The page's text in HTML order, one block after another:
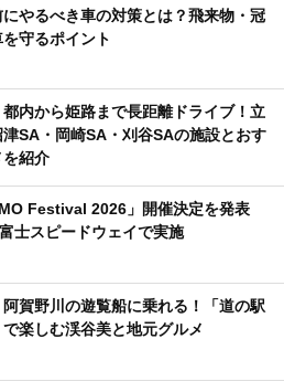
やるべき車の対策とは？飛来物・冠
守るポイント
都内から姫路まで長距離ドライブ！立
津SA・岡崎SA・刈谷SAの施設とおす
紹介
Festival 2026」開催決定を発表
士スピードウェイで実施
阿賀野川の遊覧船に乗れる！「道の駅
楽しむ渓谷美と地元グルメ